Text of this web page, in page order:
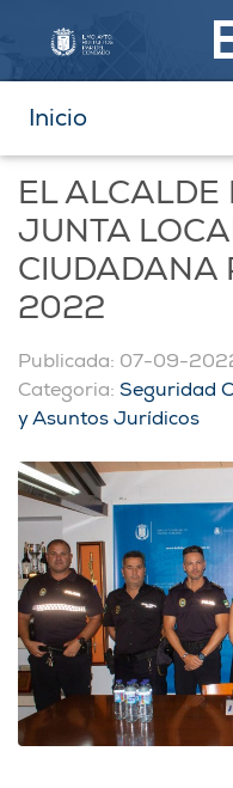
Inicio
EL ALCALDE
JUNTA
CIUDADANA
2022
Publicada: 07-09-
Categoria: Seguridad
y Asuntos Jurídicos